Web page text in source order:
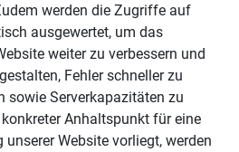
werden die Zugriffe auf
ausgewertet, um das
weiter zu verbessern und
Fehler schneller zu
sowie Serverkapazitäten zu
Anhaltspunkt für eine
Website vorliegt, werden